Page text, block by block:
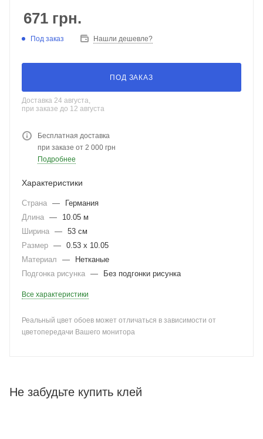
671 грн.
Под заказ Нашли дешевле?
ПОД ЗАКАЗ
Доставка 24 августа,
при заказе до 12 августа
Бесплатная доставка
при заказе от 2 000 грн
Подробнее
Характеристики
Страна —
Германия
Длина —
10.05 м
Ширина — 53 см
Размер — 0.53 x 10.05
Материал
—
Нетканые
Подгонка рисунка — Без подгонки рисунка
Все характеристики
Реальный цвет обоев может отличаться в зависимости от
цветопередачи Вашего монитора
Не забудьте купить клей